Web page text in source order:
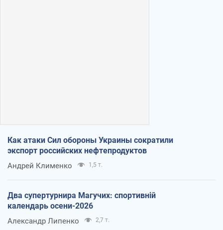
Как атаки Сил обороны Украины сократили
экспорт российских нефтепродуктов
Андрей Клименко 1,5 т.
Два супертурнира Магучих: спортивній
календарь осени-2026
Александр Липенко 2,7 т.